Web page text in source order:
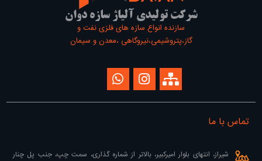
شرکت تولیدی آلیاژ سازه دوان
سازنده انواع سازه های فلزی نفت و
گاز،پتروشیمی،نیروگاهی ،معدن و سیمان
تماس با ما
شیراز، انتهای بلوار امیرکبیر، بالاتر از شماره گذاری، سمت چپ، جنب پل چنار